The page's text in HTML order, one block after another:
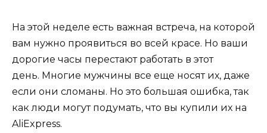
На этой неделе есть важная встреча, на которой
вам нужно проявиться во всей красе. Но ваши
дорогие часы перестают работать в этот
день. Многие мужчины все еще носят их, даже
если они сломаны. Но это большая ошибка, так
как люди могут подумать, что вы купили их на
AliExpress.